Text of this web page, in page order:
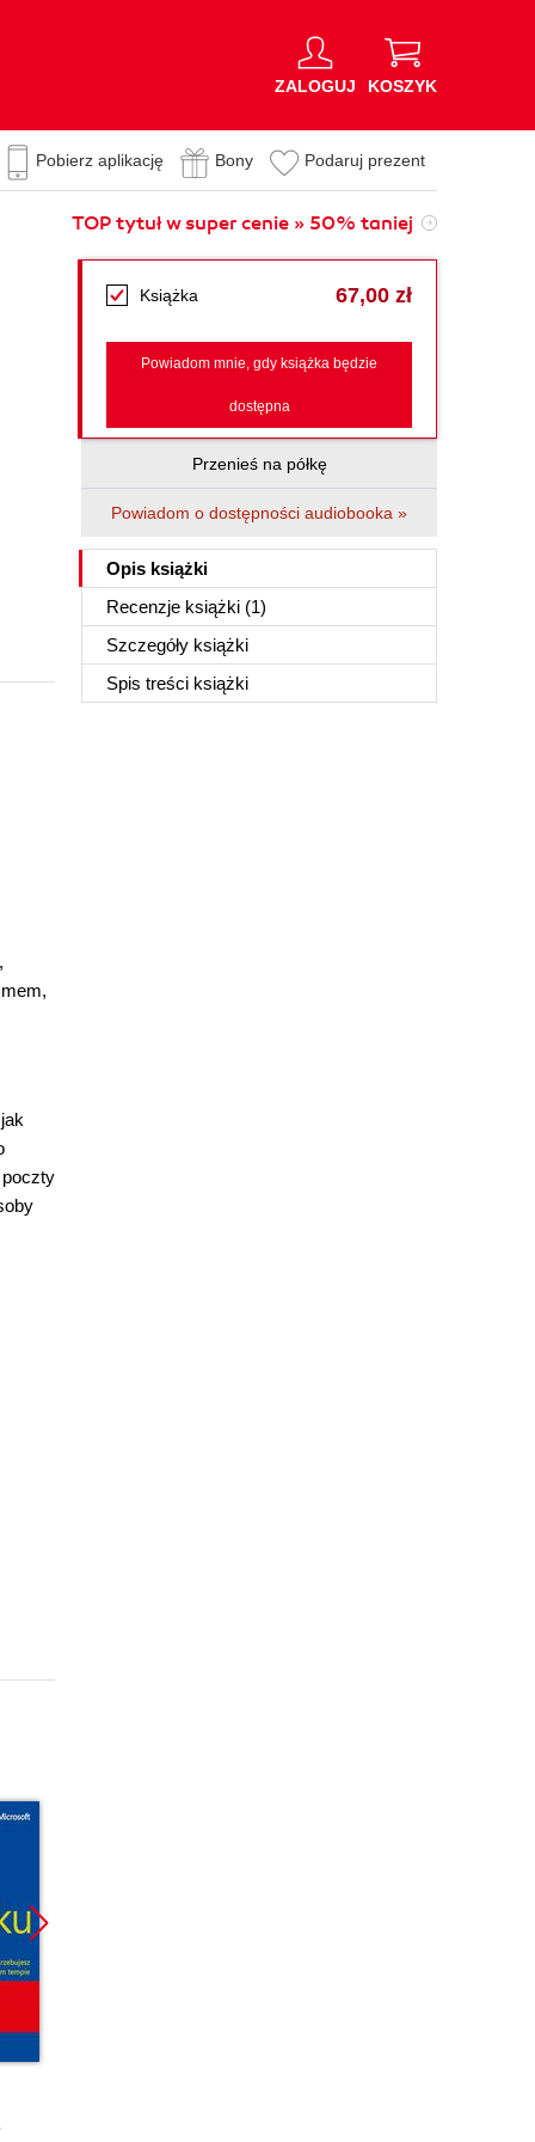
ZALOGUJ KOSZYK
Pobierz aplikację Bony Podaruj prezent
TOP tytuł w super cenie » 50% taniej
Książka 67,00 zł
Powiadom mnie, gdy książka będzie
dostępna
Przenieś na półkę
Powiadom o dostępności audiobooka »
Opis książki
Recenzje książki (1)
Szczegóły książki
Spis treści książki
poczty